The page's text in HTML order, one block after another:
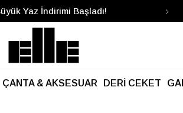
Kargo Ücretsiz!
ÇANTA & AKSESUAR DERİ CEKET